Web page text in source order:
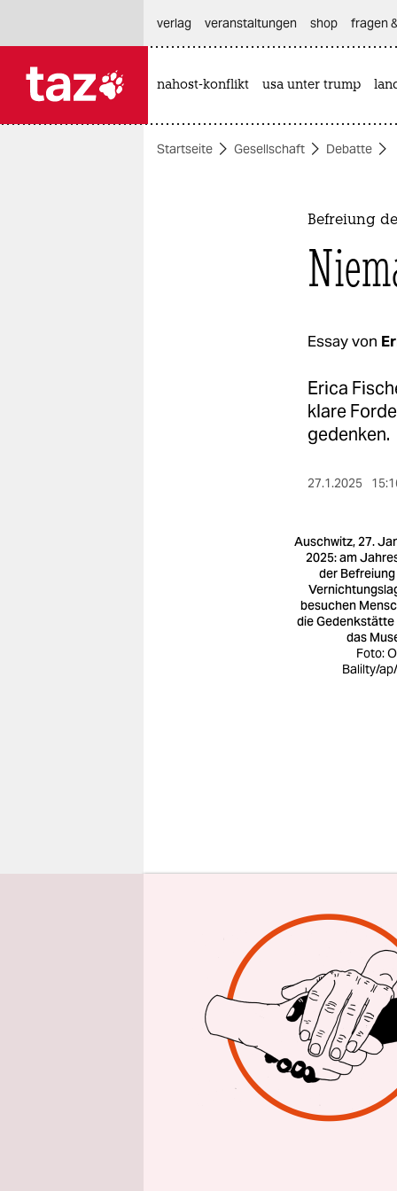
themen
verlag
veranstaltungen shop fragen
nahost-konflikt usa unter trump
Startseite Gesellschaft Debatte
Befreiung
Essay von
Erica
klare
gedenken.
27.1.2025
Auschwitz, 27.
2025: am
der
besuchen
die Gedenkstätte
das
Foto:
Balilty/
H
ermordet